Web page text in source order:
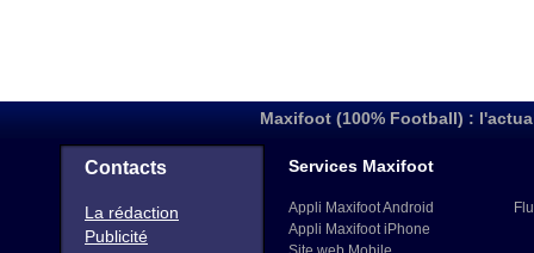
Maxifoot (100% Football) :
Contacts
La rédaction
Publicité
Services Maxifoot
Appli Maxifoot Android
Appli Maxifoot iPhone